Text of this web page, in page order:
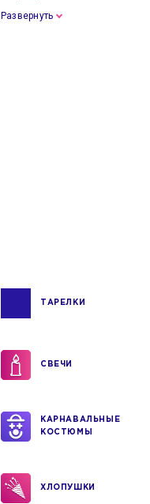
Развернуть
ТАРЕЛКИ
СВЕЧИ
КАРНАВАЛЬНЫЕ
КОСТЮМЫ
ХЛОПУШКИ